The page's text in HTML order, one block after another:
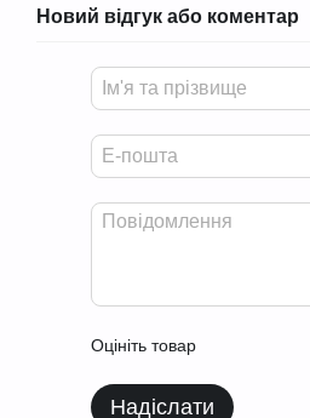
Новий відгук або коментар
Оцініть товар
Надіслати